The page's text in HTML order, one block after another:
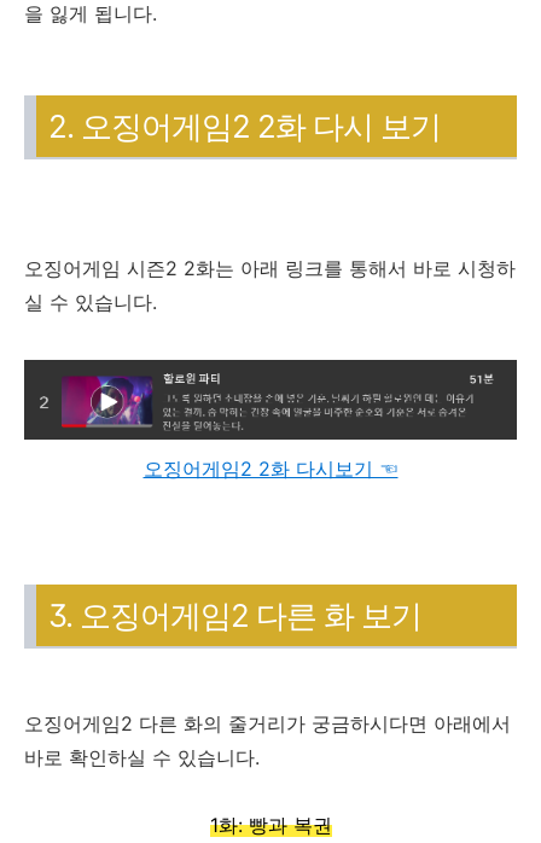
을 잃게 됩니다.
2. 오징어게임2 2화 다시 보기
오징어게임 시즌2 2화는 아래 링크를 통해서 바로 시청하
실 수 있습니다.
오징어게임2 2화 다시보기 ☜
3. 오징어게임2 다른 화 보기
오징어게임2 다른 화의 줄거리가 궁금하시다면 아래에서
바로 확인하실 수 있습니다.
1화: 빵과 복권